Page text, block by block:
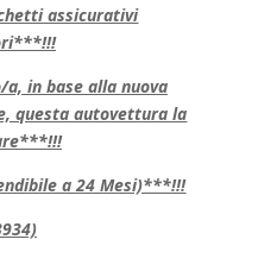
assicurativi
in base alla nuova
questa autovettura la
a 24 Mesi)***!!!